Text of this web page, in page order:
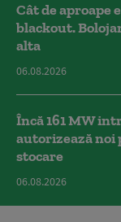
Cât de aproape
blackout.
alta
06.08.2026
Încă 161 MW
autorizează noi
stocare
06.08.2026